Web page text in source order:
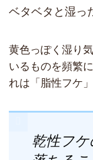
ベタベタと湿っ
黄色っぽく湿り
いるものを頻繁
れは「脂性フケ
乾性フ